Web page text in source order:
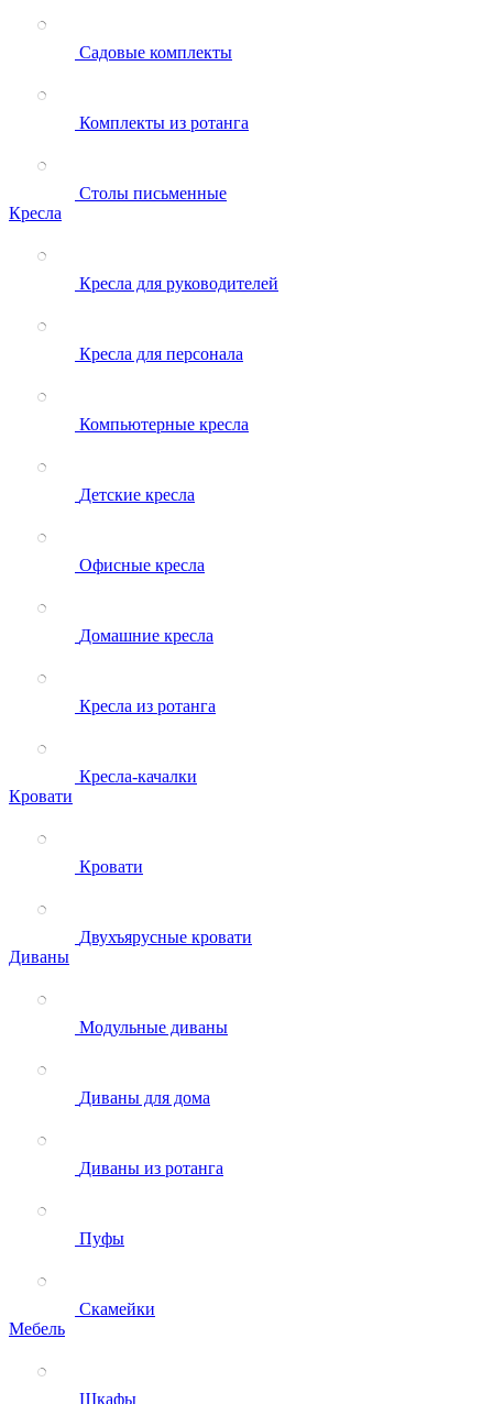
Садовые комплекты
Комплекты из ротанга
Столы письменные
Кресла
Кресла для руководителей
Кресла для персонала
Компьютерные кресла
Детские кресла
Офисные кресла
Домашние кресла
Кресла из ротанга
Кресла-качалки
Кровати
Кровати
Двухъярусные кровати
Диваны
Модульные диваны
Диваны для дома
Диваны из ротанга
Пуфы
Скамейки
Мебель
Шкафы